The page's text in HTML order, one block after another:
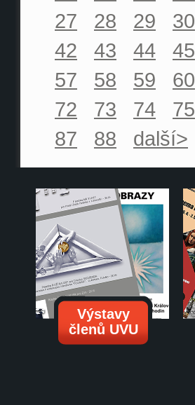
27
28 29 30
42
43 44 45
57
58 59 60
72
73 74 75
87
88 další>
Výstavy
členů UVU